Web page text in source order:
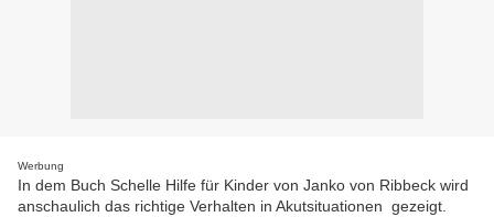
Werbung
In dem Buch Schelle Hilfe für Kinder von Janko von Ribbeck wird
anschaulich das richtige Verhalten in Akutsituationen gezeigt.